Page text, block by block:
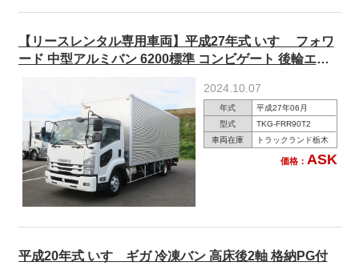
【リースレンタル専用車両】平成27年式 いすゞ フォワ
ード 中型アルミバン 6200標準 コンビゲート 後輪エア
サス ★メーター実走行約40万km★
2024.10.07
年式
平成27年06月
型式
TKG-FRR90T2
車両在庫
トラックランド栃木
価格： ASK
平成20年式 いすゞギガ 冷凍バン 高床後2軸 格納PG付